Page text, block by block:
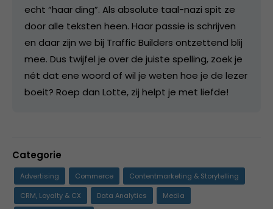
echt “haar ding”. Als absolute taal-nazi spit ze
door alle teksten heen. Haar passie is schrijven
en daar zijn we bij Traffic Builders ontzettend blij
mee. Dus twijfel je over de juiste spelling, zoek je
nét dat ene woord of wil je weten hoe je de lezer
boeit? Roep dan Lotte, zij helpt je met liefde!
Categorie
Advertising Commerce
Contentmarketing & Storytelling
CRM, Loyalty & CX
Data Analytics
Media